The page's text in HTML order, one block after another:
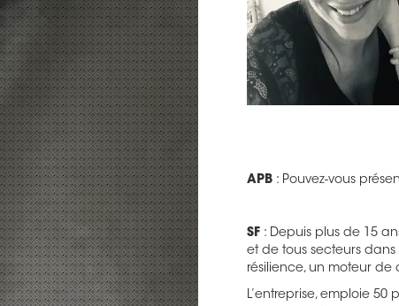
APB : Pouvez-vous
SF : Depuis plus de 15
et de tous secteurs
résilience, un moteur de
L’entreprise, emploie